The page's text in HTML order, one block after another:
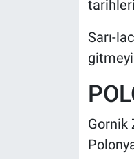
Sarı-
Gornik